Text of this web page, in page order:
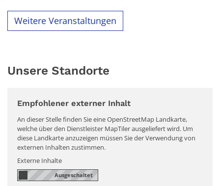
Weitere Veranstaltungen
Unsere Standorte
Empfohlener externer Inhalt
An dieser Stelle finden Sie eine OpenStreetMap Landkarte,
welche über den Dienstleister MapTiler ausgeliefert wird. Um
diese Landkarte anzuzeigen müssen Sie der Verwendung von
externen Inhalten zustimmen.
Externe Inhalte